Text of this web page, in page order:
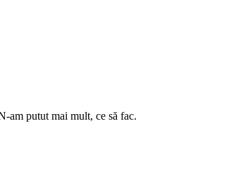
am putut mai mult, ce să fac.